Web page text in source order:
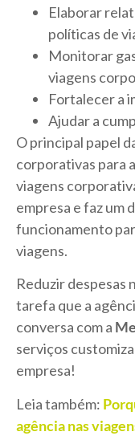
Elaborar
políticas de
Monitorar
viagens
Fortalecer a
Ajudar a
O principal papel
corporativas para
viagens
empresa e faz um
funcionamento
viagens.
Reduzir despesas
tarefa que a
conversa com a
serviços
empresa!
Leia também:
agência nas